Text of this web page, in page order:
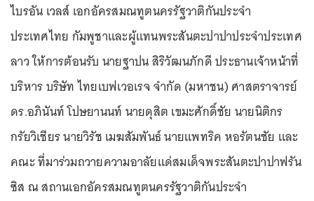
ไบรอัน เวลส์ เอกอัครสมณทูตนครรัฐวาติกันประจำ
ประเทศไทย กัมพูชาและผู้แทนพระสันตะปาปาประจำประเทศ
ลาว ให้การต้อนรับ นายฐาปน สิริวัฒนภักดี ประธานเจ้าหน้าที่
บริหาร บริษัท ไทยเบฟเวอเรจ จำกัด (มหาชน) ศาสตราจารย์
ดร.อภินันท์ โปษยานนท์ นายดุสิต เขมะศักดิ์ชัย นายนิติกร
กรัยวิเชียร นายวิรัช เมฆสัมพันธ์ นายแพทริค หอรัตนชัย และ
คณะ ที่มาร่วมถวายความอาลัยแด่สมเด็จพระสันตะปาปาฟรัน
ซิส ณ สถานเอกอัครสมณทูตนครรัฐวาติกันประจำ